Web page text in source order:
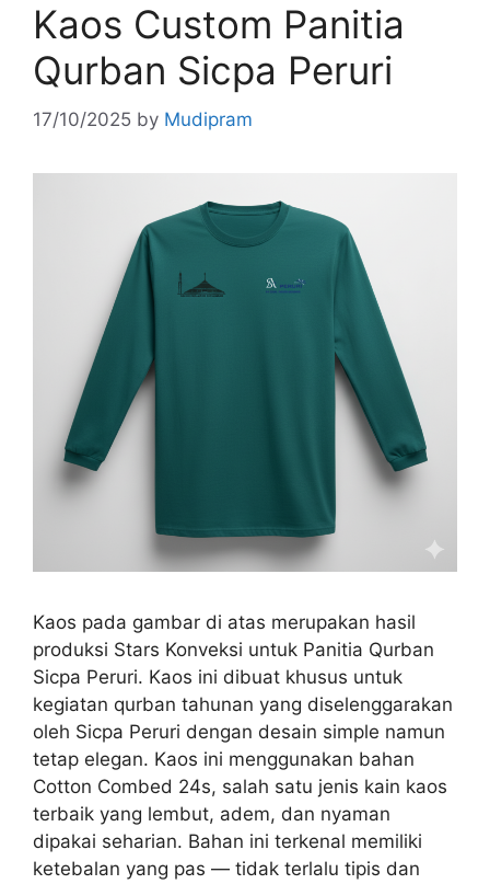
Kaos Custom Panitia
Qurban Sicpa Peruri
17/10/2025 by Mudipram
Kaos pada gambar di atas merupakan hasil
produksi Stars Konveksi untuk Panitia Qurban
Sicpa Peruri. Kaos ini dibuat khusus untuk
kegiatan qurban tahunan yang diselenggarakan
oleh Sicpa Peruri dengan desain simple namun
tetap elegan. Kaos ini menggunakan bahan
Cotton Combed 24s, salah satu jenis kain kaos
terbaik yang lembut, adem, dan nyaman
dipakai seharian. Bahan ini terkenal memiliki
ketebalan yang pas — tidak terlalu tipis dan